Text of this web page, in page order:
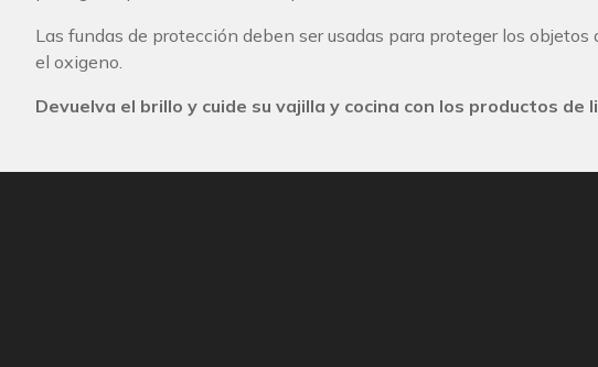
Las fundas de protección deben ser usadas para proteger los
el oxigeno.
Devuelva el brillo y cuide su vajilla y cocina con los productos de